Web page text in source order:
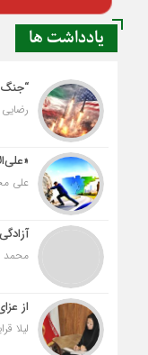
یادداشت ها
رضایی
علی
محمد
از
لیلا